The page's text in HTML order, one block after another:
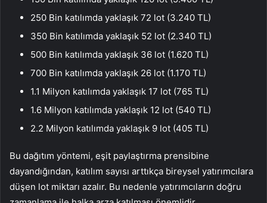
250 Bin katılımda yaklaşık 72 lot (3.240 TL)
350 Bin katılımda yaklaşık 52 lot (2.340 TL)
500 Bin katılımda yaklaşık 36 lot (1.620 TL)
700 Bin katılımda yaklaşık 26 lot (1.170 TL)
1.1 Milyon katılımda yaklaşık 17 lot (765 TL)
1.6 Milyon katılımda yaklaşık 12 lot (540 TL)
2.2 Milyon katılımda yaklaşık 9 lot (405 TL)
Bu dağıtım yöntemi, eşit paylaştırma prensibine
dayandığından, katılım sayısı arttıkça bireysel yatırımcılara
düşen lot miktarı azalır. Bu nedenle yatırımcıların doğru